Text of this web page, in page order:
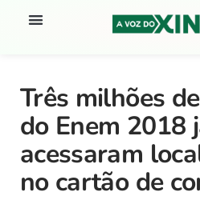
Três milhões
do Enem 2018
acessaram
no cartão de